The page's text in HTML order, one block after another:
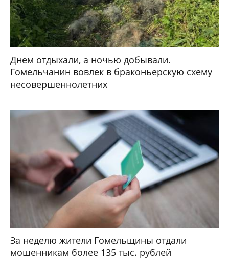
Днем отдыхали, а ночью добывали.
Гомельчанин вовлек в браконьерскую схему
несовершеннолетних
За неделю жители Гомельщины отдали
мошенникам более 135 тыс. рублей